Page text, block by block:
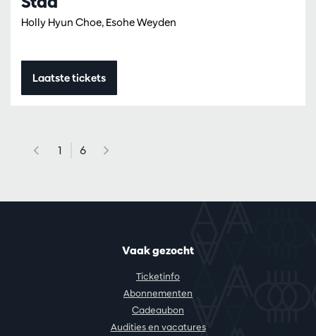
Holly Hyun Choe, Esohe Weyden
Laatste tickets
1 6
Vaak gezocht
Ticketinfo
Abonnementen
Cadeaubon
Audities en vacatures